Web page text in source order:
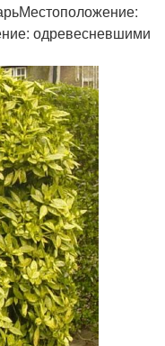
одревесневшими